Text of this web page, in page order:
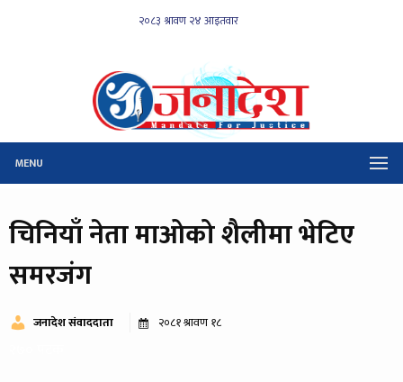
MENU
चिनियाँ नेता माओको शैलीमा भेटिए
समरजंग
जनादेश संवाददाता २०८१ श्रावण १८